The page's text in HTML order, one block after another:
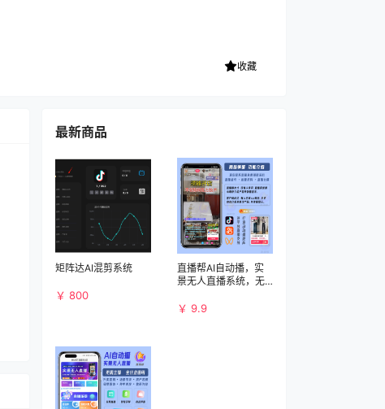
收藏
最新商品
矩阵达AI混剪系统
￥ 800
直播帮AI自动播，实
景无人直播系统，无
￥ 9.9